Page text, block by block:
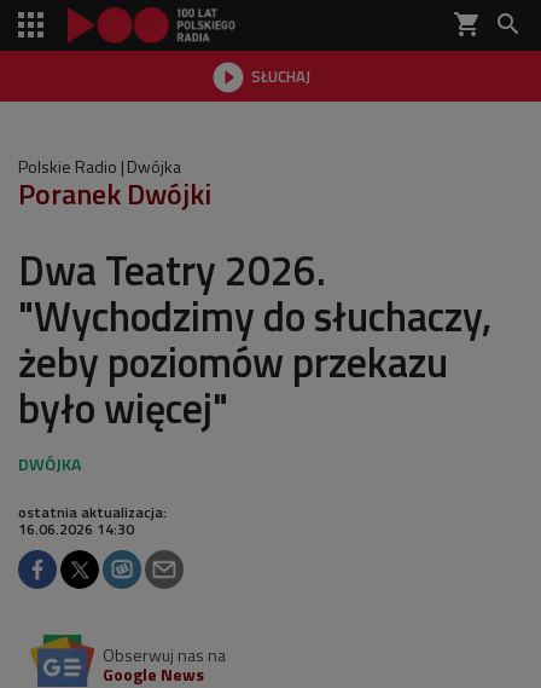
shopping_cart 
 SŁUCHAJ

Polskie Radio Dwójka
Poranek Dwójki
Dwa Teatry 2026.
"Wychodzimy do słuchaczy,
żeby poziomów przekazu
było więcej"
ostatnia aktualizacja:
16.06.2026 14:30
Obserwuj nas na
Google News